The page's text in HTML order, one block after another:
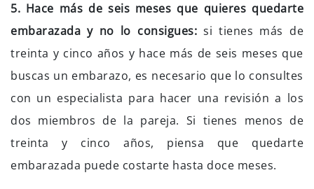
5. Hace más de seis meses que quieres quedarte
embarazada y no lo consigues:si tienes más de
treinta y cinco años y hace más de seis meses que
buscas un embarazo, es necesario que lo consultes
con un especialista para hacer una revisión a los
dos miembros de la pareja. Si tienes menos de
treinta y cinco años, piensa que quedarte
embarazada puede costarte hasta doce meses.